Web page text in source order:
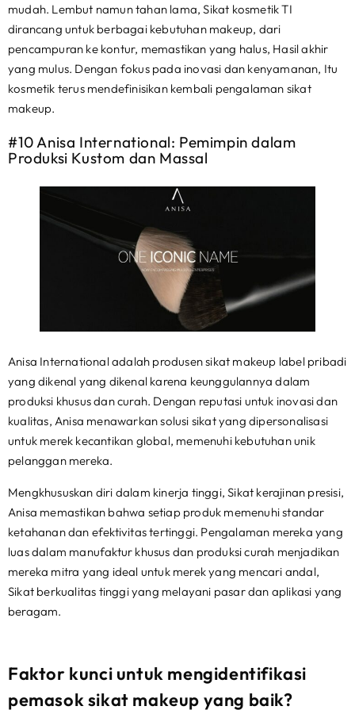
mudah. Lembut namun tahan lama, Sikat kosmetik TI
dirancang untuk berbagai kebutuhan makeup, dari
pencampuran ke kontur, memastikan yang halus, Hasil akhir
yang mulus. Dengan fokus pada inovasi dan kenyamanan, Itu
kosmetik terus mendefinisikan kembali pengalaman sikat
makeup.
#10 Anisa International: Pemimpin dalam
Produksi Kustom dan Massal
Anisa International adalah produsen sikat makeup label pribadi
yang dikenal yang dikenal karena keunggulannya dalam
produksi khusus dan curah. Dengan reputasi untuk inovasi dan
kualitas, Anisa menawarkan solusi sikat yang dipersonalisasi
untuk merek kecantikan global, memenuhi kebutuhan unik
pelanggan mereka.
Mengkhususkan diri dalam kinerja tinggi, Sikat kerajinan presisi,
Anisa memastikan bahwa setiap produk memenuhi standar
ketahanan dan efektivitas tertinggi. Pengalaman mereka yang
luas dalam manufaktur khusus dan produksi curah menjadikan
mereka mitra yang ideal untuk merek yang mencari andal,
Sikat berkualitas tinggi yang melayani pasar dan aplikasi yang
beragam.
Faktor kunci untuk mengidentifikasi
pemasok sikat makeup yang baik?